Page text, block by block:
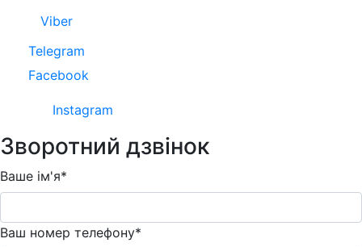
Viber
Telegram
Facebook
Instagram
Зворотний дзвінок
Ваше ім'я*
Ваш номер телефону*